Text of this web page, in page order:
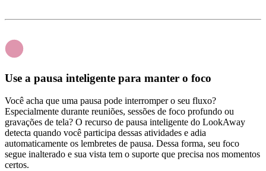
Use a pausa inteligente para manter o foco
Você acha que uma pausa pode interromper o seu fluxo?
Especialmente durante reuniões, sessões de foco profundo ou
gravações de tela? O recurso de pausa inteligente do LookAway
detecta quando você participa dessas atividades e adia
automaticamente os lembretes de pausa. Dessa forma, seu foco
segue inalterado e sua vista tem o suporte que precisa nos momentos
certos.